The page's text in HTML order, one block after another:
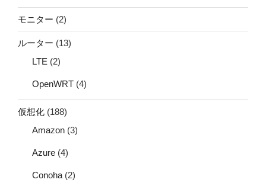
モニター (2)
ルーター (13)
LTE (2)
OpenWRT (4)
仮想化 (188)
Amazon (3)
Azure (4)
Conoha (2)